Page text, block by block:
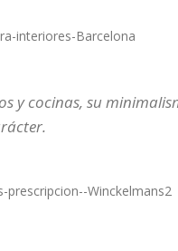
y cocinas, su